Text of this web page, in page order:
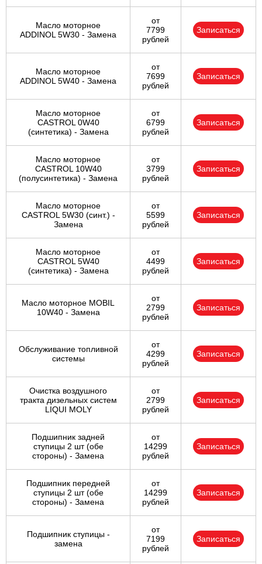
Масло моторное
ADDINOL 5W30 - Замена
от
7799
рублей
Записаться
Масло моторное
ADDINOL 5W40 - Замена
от
7699
рублей
Записаться
Масло моторное
CASTROL 0W40
(синтетика) - Замена
от
6799
рублей
Записаться
Масло моторное
CASTROL 10W40
(полусинтетика) - Замена
от
3799
рублей
Записаться
Масло моторное
CASTROL 5W30 (синт.) -
Замена
от
5599
рублей
Записаться
Масло моторное
CASTROL 5W40
(синтетика) - Замена
от
4499
рублей
Записаться
Масло моторное MOBIL
10W40 - Замена
от
2799
рублей
Записаться
Обслуживание топливной
системы
от
4299
рублей
Записаться
Очистка воздушного
тракта дизельных систем
LIQUI MOLY
от
2799
рублей
Записаться
Подшипник задней
ступицы 2 шт (обе
стороны) - Замена
от
14299
рублей
Записаться
Подшипник передней
ступицы 2 шт (обе
стороны) - Замена
от
14299
рублей
Записаться
Подшипник ступицы -
замена
от
7199
рублей
Записаться